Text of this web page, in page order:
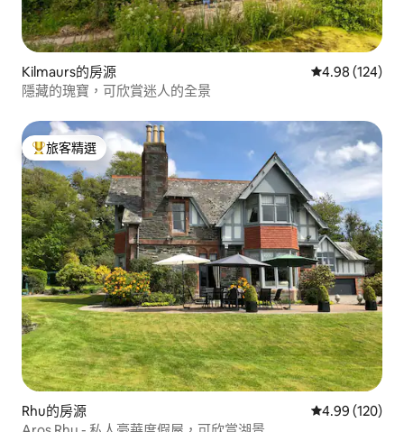
Kilmaurs的房源 從 124 則評價
4.98 (124)
隱藏的瑰寶，可欣賞迷人的全景
旅客精選榜首
旅客精選
Rhu的房源 從 120 則評價
4.99 (120)